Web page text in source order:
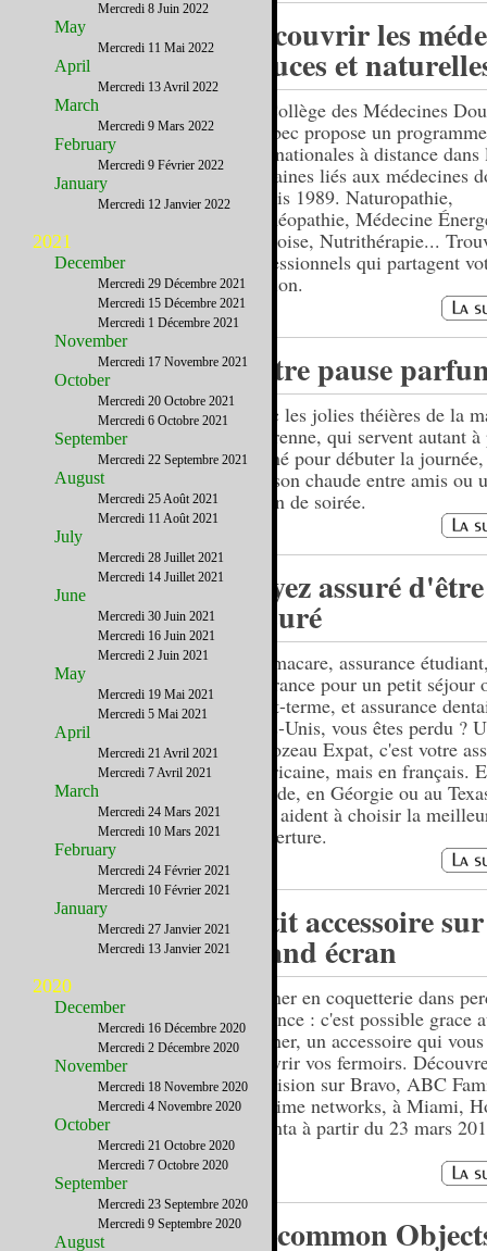
Découvrir les
douces et
Le Collège des Médecines
Québec propose un
internationales à distance dans
domaines liés aux médecines
depuis 1989. Naturopathie,
Homéopathie, Médecine
Chinoise, Nutrithérapie...
professionnels qui partagent
passion.
Votre pause
Avec les jolies théières de la
Degrenne, qui servent autant
un thé pour débuter la
boisson chaude entre amis ou
en fin de soirée.
Soyez assuré
assuré
Obamacare, assurance
assurance pour un petit séjour
court-terme, et assurance
Etats-Unis, vous êtes perdu ?
Marozeau Expat, c'est votre
américaine, mais en français.
Floride, en Géorgie ou au
vous aident à choisir la
couverture.
Petit accessoire sur
grand écran
Gagner en coquetterie dans
patience : c'est possible grace
Opener, un accessoire qui
d'ouvrir vos fermoirs.
télévision sur Bravo, ABC
Lifetime networks, à Miami,
Atlanta à partir du 23 mars
Uncommon
Mercredi 8 Juin 2022
May
Mercredi 11 Mai 2022
April
Mercredi 13 Avril 2022
March
Mercredi 9 Mars 2022
February
Mercredi 9 Février 2022
January
Mercredi 12 Janvier 2022
2021
December
Mercredi 29 Décembre 2021
Mercredi 15 Décembre 2021
Mercredi 1 Décembre 2021
November
Mercredi 17 Novembre 2021
October
Mercredi 20 Octobre 2021
Mercredi 6 Octobre 2021
September
Mercredi 22 Septembre 2021
August
Mercredi 25 Août 2021
Mercredi 11 Août 2021
July
Mercredi 28 Juillet 2021
Mercredi 14 Juillet 2021
June
Mercredi 30 Juin 2021
Mercredi 16 Juin 2021
Mercredi 2 Juin 2021
May
Mercredi 19 Mai 2021
Mercredi 5 Mai 2021
April
Mercredi 21 Avril 2021
Mercredi 7 Avril 2021
March
Mercredi 24 Mars 2021
Mercredi 10 Mars 2021
February
Mercredi 24 Février 2021
Mercredi 10 Février 2021
January
Mercredi 27 Janvier 2021
Mercredi 13 Janvier 2021
2020
December
Mercredi 16 Décembre 2020
Mercredi 2 Décembre 2020
November
Mercredi 18 Novembre 2020
Mercredi 4 Novembre 2020
October
Mercredi 21 Octobre 2020
Mercredi 7 Octobre 2020
September
Mercredi 23 Septembre 2020
Mercredi 9 Septembre 2020
August